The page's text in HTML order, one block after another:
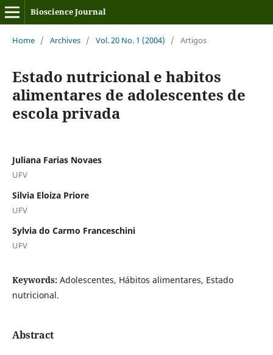
Bioscience Journal
Home / Archives / Vol. 20 No. 1 (2004) / Artigos
Estado nutricional e habitos
alimentares de adolescentes de
escola privada
Juliana Farias Novaes
UFV
Silvia Eloiza Priore
UFV
Sylvia do Carmo Franceschini
UFV
Keywords: Adolescentes, Hábitos alimentares, Estado
nutricional.
Abstract